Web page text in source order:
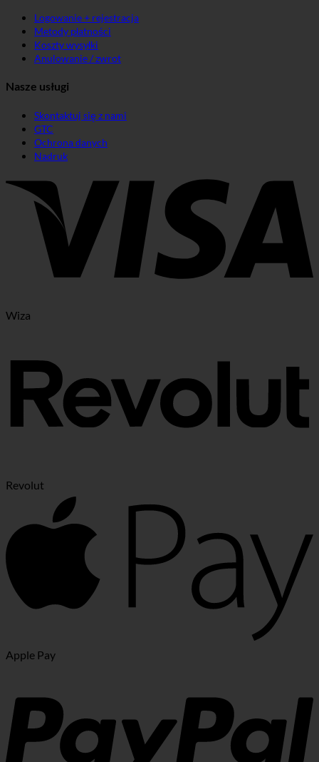
Logowanie + rejestracja
Metody płatności
Koszty wysyłki
Anulowanie / zwrot
Nasze usługi
Skontaktuj się z nami
GTC
Ochrona danych
Nadruk
Wiza
Revolut
Apple Pay